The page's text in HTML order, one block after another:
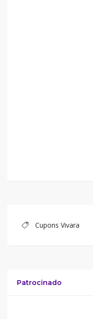
Cupons Vivara
Patrocinado